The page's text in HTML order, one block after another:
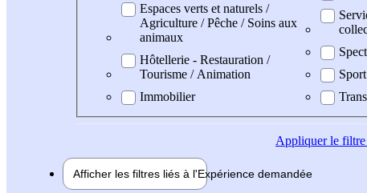
Espaces verts et naturels /
Agriculture / Pêche / Soins aux
animaux
Hôtellerie - Restauration /
Tourisme / Animation
Immobilier
Sport
Appliquerle filtre
Afficher les filtres liés à l'Expérience demandée